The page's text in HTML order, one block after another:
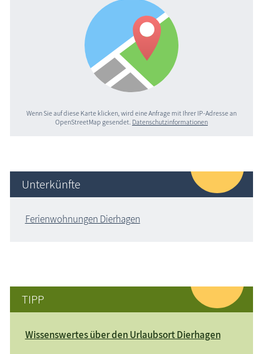
Wenn Sie auf diese Karte klicken, wird eine Anfrage mit Ihrer IP-Adresse an
OpenStreetMap gesendet. Datenschutzinformationen
Unterkünfte
Ferienwohnungen Dierhagen
TIPP
Wissenswertes über den Urlaubsort Dierhagen